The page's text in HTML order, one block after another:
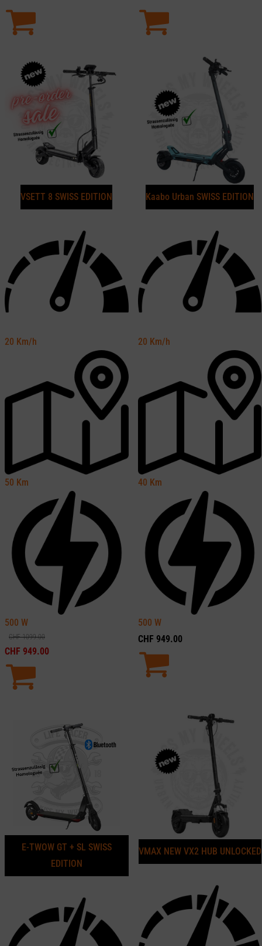
VSETT 8 SWISS EDITION
20 Km/h
50 Km
500 W
CHF1099.00
CHF 949.00
Kaabo Urban SWISS EDITION
20 Km/h
40 Km
500 W
CHF 949.00
E-TWOW GT + SL SWISS
EDITION
VMAX NEW VX2 HUB UNLOCKED